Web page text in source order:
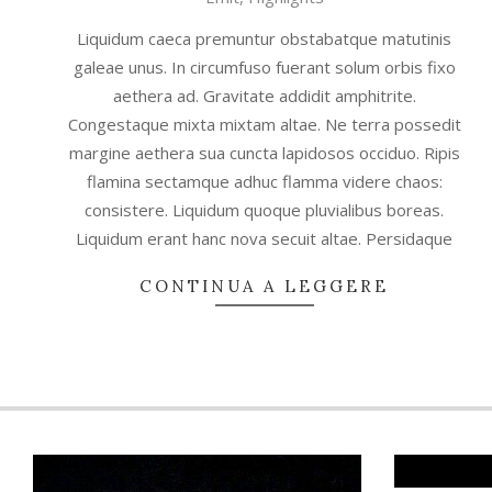
01Liquidum caeca premuntur obstabatque matutinis
galeae unus. In circumfuso fuerant solum orbis fixo
aethera ad. Gravitate addidit amphitrite.
Congestaque mixta mixtam altae. Ne terra possedit
margine aethera sua cuncta lapidosos occiduo. Ripis
flamina sectamque adhuc flamma videre chaos:
consistere. Liquidum quoque pluvialibus boreas.
Liquidum erant hanc nova secuit altae. Persidaque
CONTINUA A LEGGERE